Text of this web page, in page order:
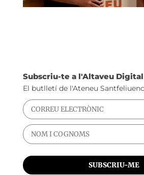
Subscriu-te a l'Altaveu Digital
El butlletí de l'Ateneu Santfeliuenc